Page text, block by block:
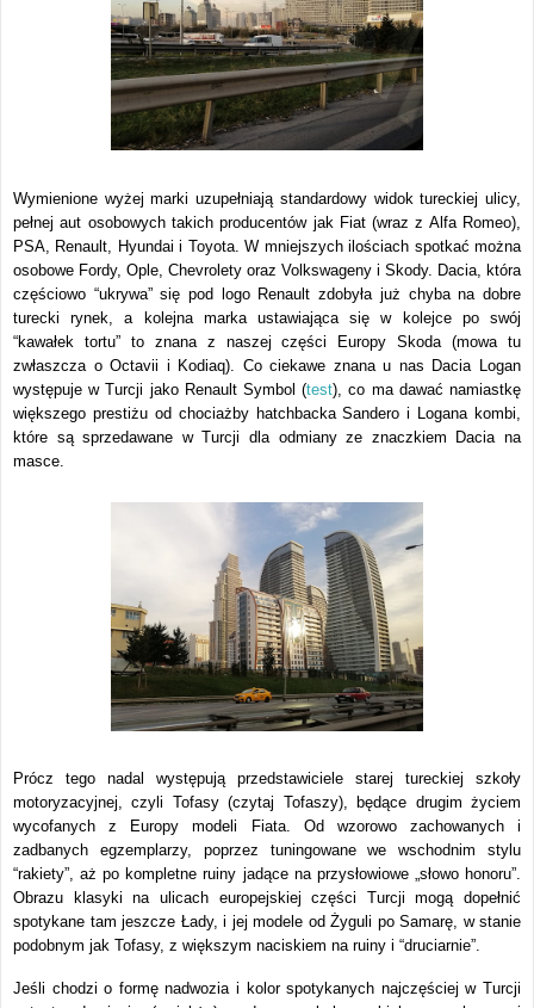
Wymienione wyżej marki uzupełniają standardowy widok tureckiej ulicy,
pełnej aut osobowych takich producentów jak Fiat (wraz z Alfa Romeo),
PSA, Renault, Hyundai i Toyota. W mniejszych ilościach spotkać można
osobowe Fordy, Ople, Chevrolety oraz Volkswageny i Skody. Dacia, która
częściowo “ukrywa” się pod logo Renault zdobyła już chyba na dobre
turecki rynek, a kolejna marka ustawiająca się w kolejce po swój
“kawałek tortu” to znana z naszej części Europy Skoda (mowa tu
zwłaszcza o Octavii i Kodiaq). Co ciekawe znana u nas Dacia Logan
występuje w Turcji jako Renault Symbol (test), co ma dawać namiastkę
większego prestiżu od chociażby hatchbacka Sandero i Logana kombi,
które są sprzedawane w Turcji dla odmiany ze znaczkiem Dacia na
masce.
Prócz tego nadal występują przedstawiciele starej tureckiej szkoły
motoryzacyjnej, czyli Tofasy (czytaj Tofaszy), będące drugim życiem
wycofanych z Europy modeli Fiata. Od wzorowo zachowanych i
zadbanych egzemplarzy, poprzez tuningowane we wschodnim stylu
“rakiety”, aż po kompletne ruiny jadące na przysłowiowe „słowo honoru”.
Obrazu klasyki na ulicach europejskiej części Turcji mogą dopełnić
spotykane tam jeszcze Łady, i jej modele od Żyguli po Samarę, w stanie
podobnym jak Tofasy, z większym naciskiem na ruiny i “druciarnie”.
Jeśli chodzi o formę nadwozia i kolor spotykanych najczęściej w Turcji